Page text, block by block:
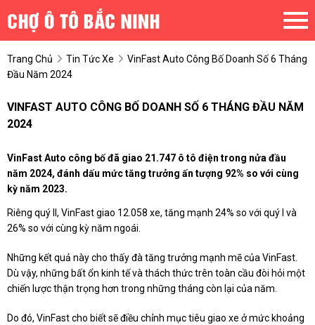
Trang Chủ Tin Tức Xe
VinFast Auto Công Bố Doanh Số 6 Tháng
Đầu Năm 2024
VINFAST AUTO CÔNG BỐ DOANH SỐ 6 THÁNG ĐẦU NĂM
2024
VinFast Auto công bố đã giao 21.747 ô tô điện trong nửa đầu
năm 2024, đánh dấu mức tăng trưởng ấn tượng 92% so với cùng
kỳ năm 2023.
Riêng quý II, VinFast giao 12.058 xe, tăng mạnh 24% so với quý I và
26% so với cùng kỳ năm ngoái.
Những kết quả này cho thấy đà tăng trưởng mạnh mẽ của VinFast.
Dù vậy, những bất ổn kinh tế và thách thức trên toàn cầu đòi hỏi một
chiến lược thận trọng hơn trong những tháng còn lại của năm.
Do đó, VinFast cho biết sẽ điều chỉnh mục tiêu giao xe ở mức khoảng